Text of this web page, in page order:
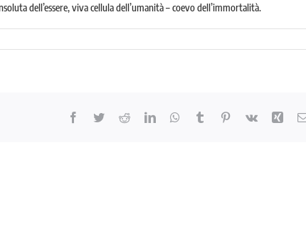
dell’essere, viva cellula dell’umanità – coevo dell’immortalità.
Facebook
TwitterRedditLinkedInWhatsApp
Tumblr Pinterest
Vk Xing